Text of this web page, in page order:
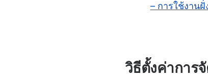
– การใช้งานฝั่
วิธีตั้งค่าการ